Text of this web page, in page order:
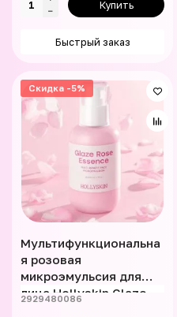
Купить
Быстрый заказ
Скидка -5%
Мультифункциональна
я розовая
микроэмульсия для
лица Hollyskin Glaze
2929480086